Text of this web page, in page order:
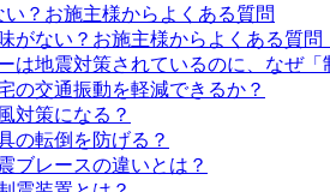
？お施主様からよくある質問
がない？お施主様からよくある質問
は地震対策されているのに、なぜ「
の交通振動を軽減できるか？
対策になる？
の転倒を防げる？
ブレースの違いとは？